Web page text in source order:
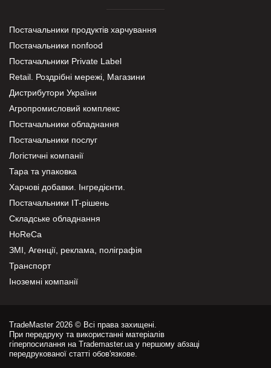
Постачальники продуктів харчування
Постачальники nonfood
Постачальники Private Label
Retail. Роздрібні мережі, Магазини
Дистрибутори України
Агропромисловий комплекс
Постачальники обладнання
Постачальники послуг
Логістичні компанії
Тара та упаковка
Харчові добавки. Інгредієнти.
Постачальники IT-рішень
Складське обладнання
HoReCa
ЗМІ, Агенції, реклама, поліграфія
Транспорт
Іноземні компанії
TradeMaster 2026 © Всі права захищені.
При передруку та використанні матеріалів
гіперпосилання на Trademaster.ua у першому абзаці
передрукованої статті обов'язкове.